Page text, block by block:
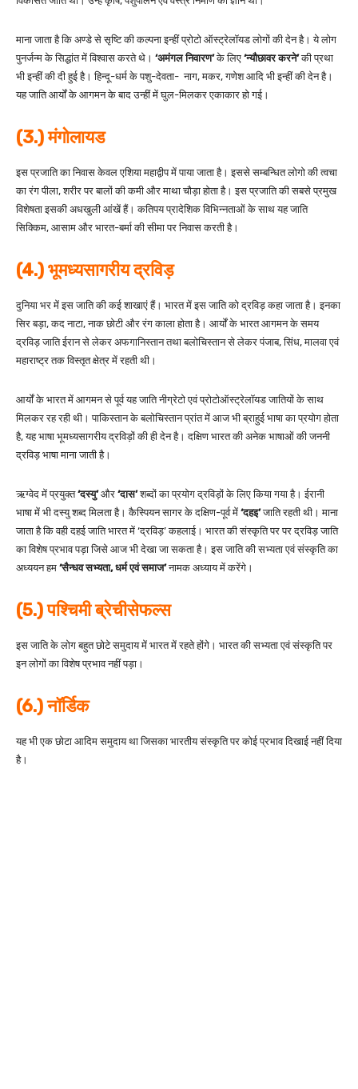
माना जाता है कि अण्डे से सृष्टि की कल्पना इन्हीं प्रोटो ऑस्ट्रेलॉयड लोगों की देन है। ये लोग
पुनर्जन्म के सिद्धांत में विश्वास करते थे। ‘अमंगल निवारण’के लिए ‘न्यौछावर करने’की प्रथा
भी इन्हीं की दी हुई है। हिन्दू-धर्म के पशु-देवता- नाग, मकर, गणेश आदि भी इन्हीं की देन है।
यह जाति आर्यों के आगमन के बाद उन्हीं में घुल-मिलकर एकाकार हो गई।
(3.) मंगोलायड
इस प्रजाति का निवास केवल एशिया महाद्वीप में पाया जाता है। इससे सम्बन्धित लोगो की त्वचा
का रंग पीला, शरीर पर बालों की कमी और माथा चौड़ा होता है। इस प्रजाति की सबसे प्रमुख
विशेषता इसकी अधखुली आंखें हैं। कतिपय प्रादेशिक विभिन्नताओं के साथ यह जाति
सिक्किम, आसाम और भारत-बर्मा की सीमा पर निवास करती है।
(4.) भूमध्यसागरीय द्रविड़
दुनिया भर में इस जाति की कई शाखाएं हैं। भारत में इस जाति को द्रविड़ कहा जाता है। इनका
सिर बड़ा, कद नाटा, नाक छोटी और रंग काला होता है। आर्यों के भारत आगमन के समय
द्रविड़ जाति ईरान से लेकर अफगानिस्तान तथा बलोचिस्तान से लेकर पंजाब, सिंध, मालवा एवं
महाराष्ट्र तक विस्तृत क्षेत्र में रहती थी।
आर्यों के भारत में आगमन से पूर्व यह जाति नीग्रेटो एवं प्रोटोऑस्ट्रेलॉयड जातियों के साथ
मिलकर रह रही थी। पाकिस्तान के बलोचिस्तान प्रांत में आज भी ब्राहुई भाषा का प्रयोग होता
है, यह भाषा भूमध्यसागरीय द्रविड़ों की ही देन है। दक्षिण भारत की अनेक भाषाओं की जननी
द्रविड़ भाषा माना जाती है।
ऋग्वेद में प्रयुक्त‘दस्यु’और ‘दास’शब्दों का प्रयोग द्रविड़ों के लिए किया गया है। ईरानी
भाषा में भी दस्यु शब्द मिलता है। कैस्पियन सागर के दक्षिण-पूर्व में ‘दहइ’जाति रहती थी। माना
जाता है कि वही दहई जाति भारत में ‘द्रविड़’ कहलाई। भारत की संस्कृति पर पर द्रविड़ जाति
का विशेष प्रभाव पड़ा जिसे आज भी देखा जा सकता है। इस जाति की सभ्यता एवं संस्कृति का
अध्ययन हम ‘सैन्धव सभ्यता, धर्म एवं समाज’नामक अध्याय में करेंगे।
(5.) पश्चिमी ब्रेचीसेफल्स
इस जाति के लोग बहुत छोटे समुदाय में भारत में रहते होंगे। भारत की सभ्यता एवं संस्कृति पर
इन लोगों का विशेष प्रभाव नहीं पड़ा।
(6.) नॉर्डिक
यह भी एक छोटा आदिम समुदाय था जिसका भारतीय संस्कृति पर कोई प्रभाव दिखाई नहीं दिया
है।